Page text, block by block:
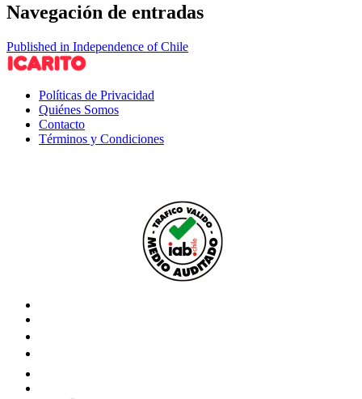
Navegación de entradas
Published in Independence of Chile
Políticas de Privacidad
Quiénes Somos
Contacto
Términos y Condiciones